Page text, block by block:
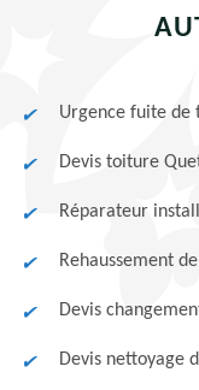
Urgence fuite de
Devis toiture
Réparateur
Rehaussement
Devis
Devis nettoyage